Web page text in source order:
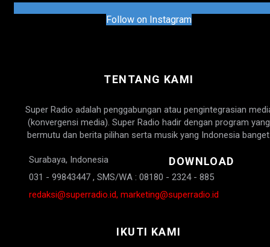
Follow on Instagram
TENTANG KAMI
Super Radio adalah penggabungan atau pengintegrasian
(konvergensi media). Super Radio hadir dengan program yang
bermutu dan berita pilihan serta musik yang Indonesia
Surabaya, Indonesia
031 - 99843447 , SMS/WA : 08180 - 2324 - 885
redaksi@superradio.id, marketing@superradio.id
DOWNLOAD
IKUTI KAMI